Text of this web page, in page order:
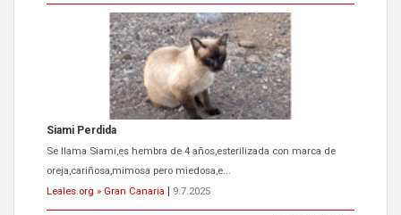
Siami Perdida
Se llama Siami,es hembra de 4 años,esterilizada con marca de
oreja,cariñosa,mimosa pero miedosa,e...
Leales.org » Gran Canaria
9.7.2025